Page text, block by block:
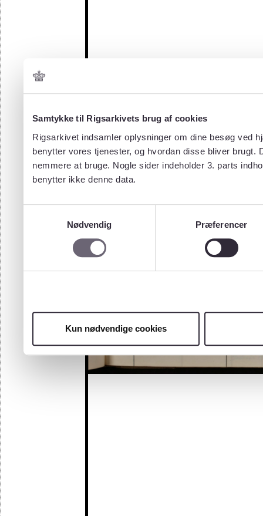
Samtykke til Rigsarkivets brug af cookies
Rigsarkivet indsamler oplysninger om dine besøg ved
benytter vores tjenester, og hvordan disse bliver
nemmere at bruge. Nogle sider indeholder 3. parts
benytter ikke denne data.
Nødvendig
Præferencer
Kun nødvendige cookies